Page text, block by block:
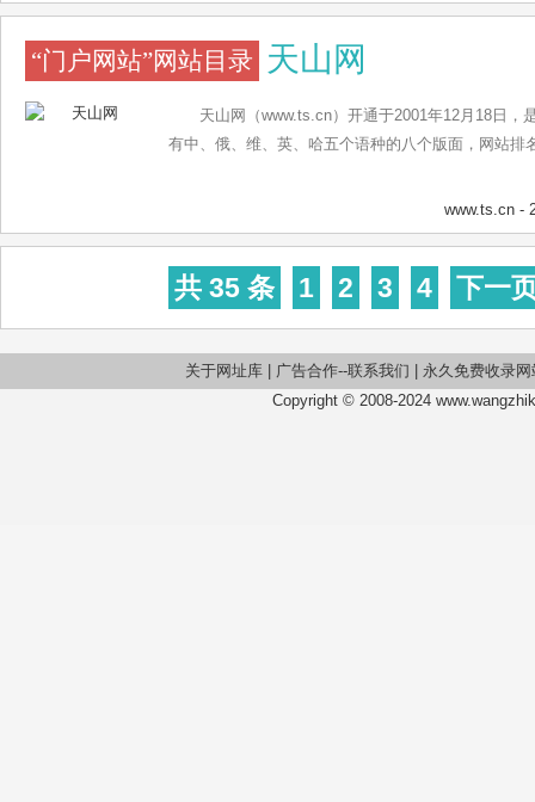
“门户网站”网站目录 天山网
天山网（www.ts.cn）开通于2001年12月18日，
有中、俄、维、英、哈五个语种的八个版面，网站排
www.ts.cn -
共 35 条 1 2 3 4 下一
关于网址库| 广告合作--联系我们
永久免费收录网
Copyright © 2008-2024